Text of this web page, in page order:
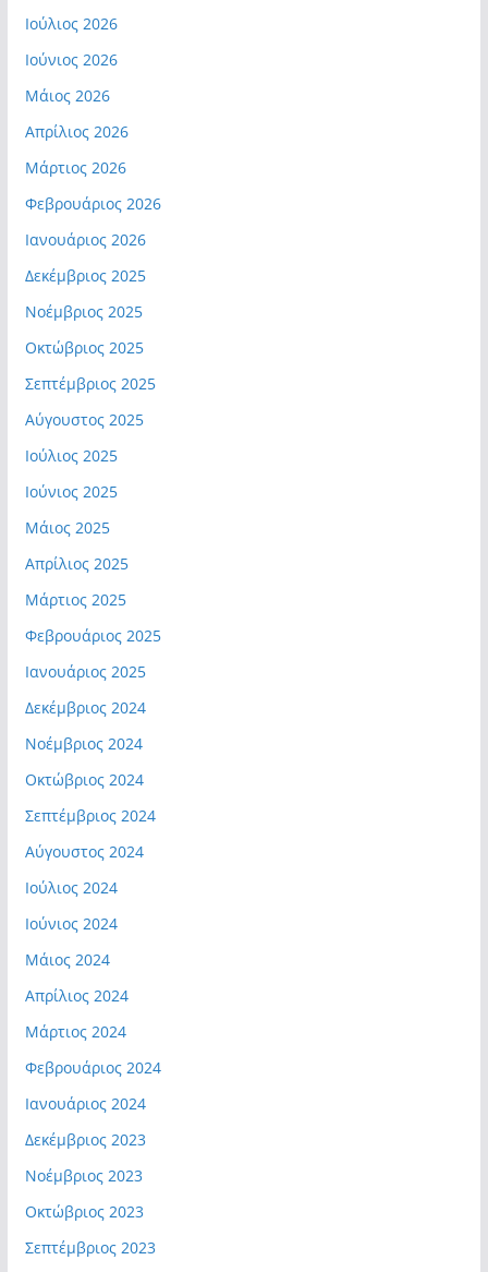
Ιούλιος 2026
Ιούνιος 2026
Μάιος 2026
Απρίλιος 2026
Μάρτιος 2026
Φεβρουάριος 2026
Ιανουάριος 2026
Δεκέμβριος 2025
Νοέμβριος 2025
Οκτώβριος 2025
Σεπτέμβριος 2025
Αύγουστος 2025
Ιούλιος 2025
Ιούνιος 2025
Μάιος 2025
Απρίλιος 2025
Μάρτιος 2025
Φεβρουάριος 2025
Ιανουάριος 2025
Δεκέμβριος 2024
Νοέμβριος 2024
Οκτώβριος 2024
Σεπτέμβριος 2024
Αύγουστος 2024
Ιούλιος 2024
Ιούνιος 2024
Μάιος 2024
Απρίλιος 2024
Μάρτιος 2024
Φεβρουάριος 2024
Ιανουάριος 2024
Δεκέμβριος 2023
Νοέμβριος 2023
Οκτώβριος 2023
Σεπτέμβριος 2023